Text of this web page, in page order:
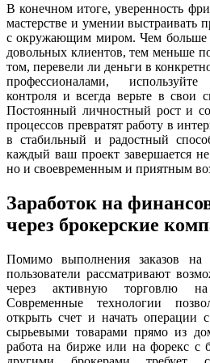
В конечном итоге, уверенность
мастерстве и умении выстраивать
с окружающим миром. Чем больше
довольных клиентов, тем меньше
том, перевели ли деньги в
профессионалами,
контроля и всегда верьте в
Постоянный личностный рост и
процессов превратят работу в
в стабильный и радостный
каждый ваш проект завершается
но и своевременным и приятным
Заработок на
через брокерские
Помимо выполнения заказов на
пользователи рассматривают
через активную торговлю
Современные технологии
открыть счет и начать операции
сырьевыми товарами прямо из
работа на бирже или на форекс с